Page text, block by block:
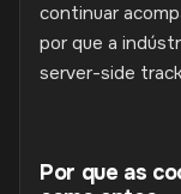
continuar
por que a
server-side
Por que as